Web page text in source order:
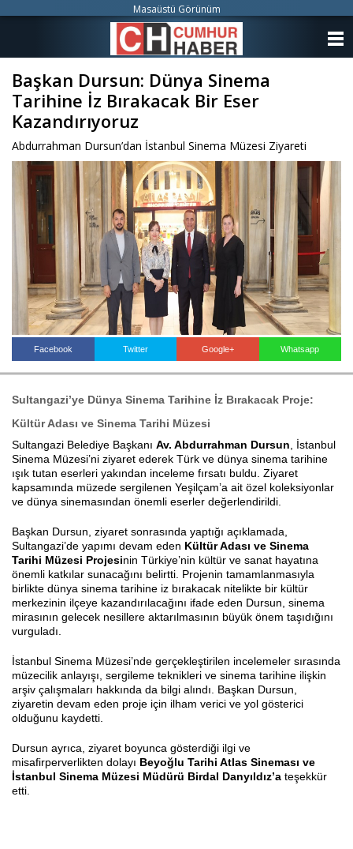
Başkan Dursun: Dünya Sinema
Tarihine İz Bırakacak Bir Eser
Kazandırıyoruz
Abdurrahman Dursun’dan İstanbul Sinema Müzesi Ziyareti
Facebook Twitter Google+ Whatsapp
Sultangazi’ye Dünya Sinema Tarihine İz Bırakacak Proje:
Kültür Adası ve Sinema Tarihi Müzesi
Sultangazi Belediye Başkanı Av. Abdurrahman Dursun , İstanbul
Sinema Müzesi’ni ziyaret ederek Türk ve dünya sinema tarihine
ışık tutan eserleri yakından inceleme fırsatı buldu. Ziyaret
kapsamında müzede sergilenen Yeşilçam’a ait özel koleksiyonlar
ve dünya sinemasından önemli eserler değerlendirildi.
Başkan Dursun, ziyaret sonrasında yaptığı açıklamada,
Sultangazi’de yapımı devam eden Kültür Adası ve Sinema
Tarihi Müzesi Projesinin Türkiye’nin kültür ve sanat hayatına
önemli katkılar sunacağını belirtti. Projenin tamamlanmasıyla
birlikte dünya sinema tarihine iz bırakacak nitelikte bir kültür
merkezinin ilçeye kazandırılacağını ifade eden Dursun, sinema
mirasının gelecek nesillere aktarılmasının büyük önem taşıdığını
vurguladı.
İstanbul Sinema Müzesi’nde gerçekleştirilen incelemeler sırasında
müzecilik anlayışı, sergileme teknikleri ve sinema tarihine ilişkin
arşiv çalışmaları hakkında da bilgi alındı. Başkan Dursun,
ziyaretin devam eden proje için ilham verici ve yol gösterici
olduğunu kaydetti.
Dursun ayrıca, ziyaret boyunca gösterdiği ilgi ve
misafirperverlikten dolayı Beyoğlu Tarihi Atlas Sineması ve
İstanbul Sinema Müzesi Müdürü Birdal Danyıldız’a teşekkür
etti.
Masaüstü Görünüm
ANKETLER
FOTO GALERİ
VİDEO GALERİ
KÜNYE
İLETİŞİM